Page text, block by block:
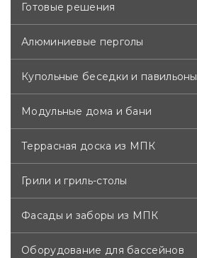
Готовые решения
Алюминиевые перголы
Купольные беседки и павильоны
Модульные дома и бани
Террасная доска из МПК
Грили и гриль-столы
Фасады и заборы из МПК
Оборудование для бассейнов